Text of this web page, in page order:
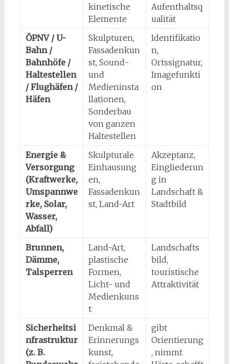
kinetische
Elemente
Aufenthaltsq
ualität
ÖPNV / U-
Bahn /
Bahnhöfe /
Haltestellen
/ Flughäfen /
Häfen
Skulpturen,
Fassadenkun
st, Sound-
und
Medieninsta
llationen,
Sonderbau
von ganzen
Haltestellen
Identifikatio
n,
Ortssignatur,
Imagefunkti
on
Energie &
Versorgung
(Kraftwerke,
Umspannwe
rke, Solar,
Wasser,
Abfall)
Skulpturale
Einhausung
en,
Fassadenkun
st, Land-Art
Akzeptanz,
Eingliederun
g in
Landschaft &
Stadtbild
Brunnen,
Dämme,
Talsperren
Land-Art,
plastische
Formen,
Licht- und
Medienkuns
t
Landschafts
bild,
touristische
Attraktivität
Sicherheitsi
nfrastruktur
(z. B.
Denkmal &
Erinnerungs
kunst,
gibt
Orientierung
, nimmt